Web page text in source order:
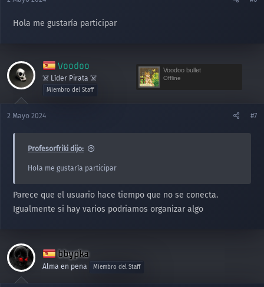
Hola me gustaría participar
Voodoo
☠️ Líder Pirata ☠️
Miembro del Staff
Voodoo bullet
Offline
2 Mayo 2024 #7
Profesorfriki dijo:
Hola me gustaría participar
Parece que el usuario hace tiempo que no se conecta.
Igualmente si hay varios podriamos organizar algo
bbypka
Alma en pena Miembro del Staff